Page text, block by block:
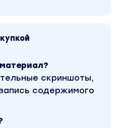
скриншоты,
содержимого